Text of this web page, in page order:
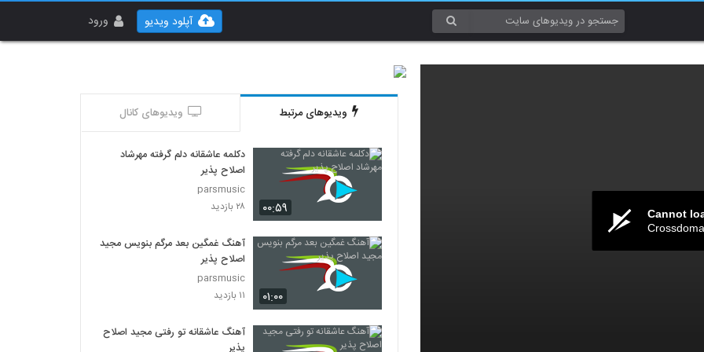
ورود آپلود ویدیو
Cannot
ویدیوهای مرتبط ویدیوهای کانال
۰۰:۵۹
دکلمه عاشقانه دلم گرفته مهرشاد
اصلاح پذیر
parsmusic
۲۸ بازدید
۰۱:۰۰
آهنگ غمگین بعد مرگم بنویس مجید
اصلاح پذیر
parsmusic
۱۱ بازدید
آهنگ عاشقانه تو رفتی مجید اصلاح
پذیر